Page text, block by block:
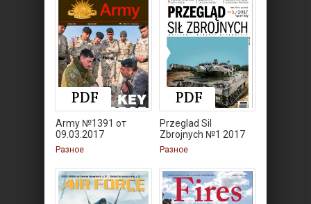
Army №1391 от
09.03.2017
Разное
Przeglad Sil
Zbrojnych №1 2017
Разное